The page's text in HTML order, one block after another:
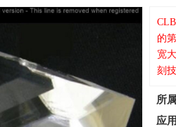
的
宽
刻
所
应